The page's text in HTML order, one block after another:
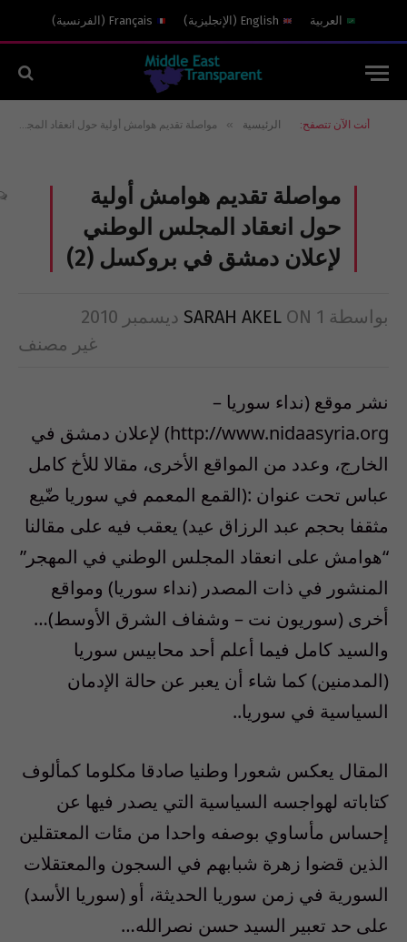
العربية English
( الإنجليزية)
Français
( الفرنسية)
أنت الآن تتصفح: الرئيسية » مواصلة تقديم هوامش أولية حول انعقاد المجلس الوطني لإعلان دمشق في بروكسل (2)
مواصلة تقديم هوامش أولية
حول انعقاد المجلس الوطني
لإعلان دمشق في بروكسل (2)
بواسطة SARAH AKEL ON 1 ديسمبر 2010
غير مصنف
نشر موقع (نداء سوريا –
http://www.nidaasyria.org) لإعلان دمشق في
الخارج، وعدد من المواقع الأخرى، مقالا للأخ كامل
عباس تحت عنوان :(القمع المعمم في سوريا ضّيع
مثقفا بحجم عبد الرزاق عيد) يعقب فيه على مقالنا
“هوامش على انعقاد المجلس الوطني في المهجر”
المنشور في ذات المصدر (نداء سوريا) ومواقع
أخرى (سوريون نت – وشفاف الشرق الأوسط)…
والسيد كامل فيما أعلم أحد محابيس سوريا
(المدمنين) كما شاء أن يعبر عن حالة الإدمان
السياسية في سوريا..
المقال يعكس شعورا وطنيا صادقا مكلوما كمألوف
كتاباته لهواجسه السياسية التي يصدر فيها عن
إحساس مأساوي بوصفه واحدا من مئات المعتقلين
الذين قضوا زهرة شبابهم في السجون والمعتقلات
السورية في زمن سوريا الحديثة، أو (سوريا الأسد)
على حد تعبير السيد حسن نصرالله…